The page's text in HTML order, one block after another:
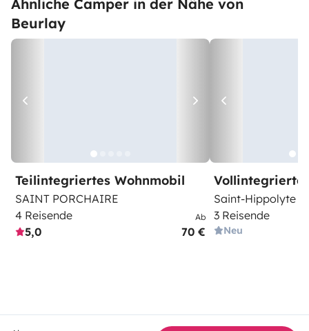
Ähnliche Camper in der Nähe von
Beurlay
Teilintegriertes Wohnmobil
SAINT PORCHAIRE
4 Reisende
5,0
Ab
70 €
Saint-Hippolyte
3 Reisende
Neu